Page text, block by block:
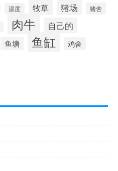
温度 牧草 猪场 猪舍
肉牛 自己的
鱼塘 鱼缸 鸡舍